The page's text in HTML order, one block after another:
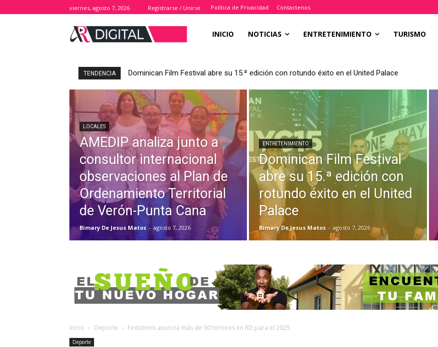
viernes, agosto 7, 2026 Registrarse / Unirse Política de Privacidad Contactenos
INICIO NOTICIAS ENTRETENIMIENTO TURISMO
TENDENCIA Dominican Film Festival abre su 15.ª edición con rotundo éxito en el United Palace
LOCALES
AMEDIP analiza junto a
consultor internacional
observaciones al Plan de
Ordenamiento Territorial
de Verón-Punta Cana
Bimary De Jesus Matos - agosto 7, 2026
ENTRETENIMIENTO
Dominican Film Festival
abre su 15.ª edición con
rotundo éxito en el United
Palace
Bimary De Jesus Matos - agosto 7, 2026
Inicio Deporte Fedotenis anuncia más de 90 torneos en RD para el 2025
Deporte